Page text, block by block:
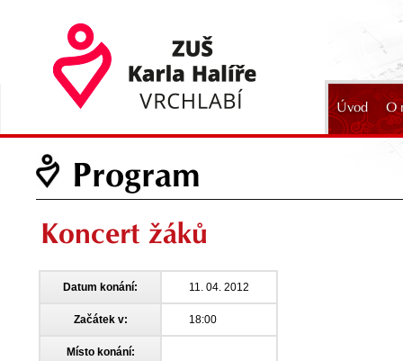
Úvod O
Program
Koncert žáků
Datum konání: 11. 04. 2012
Začátek v: 18:00
Místo konání: